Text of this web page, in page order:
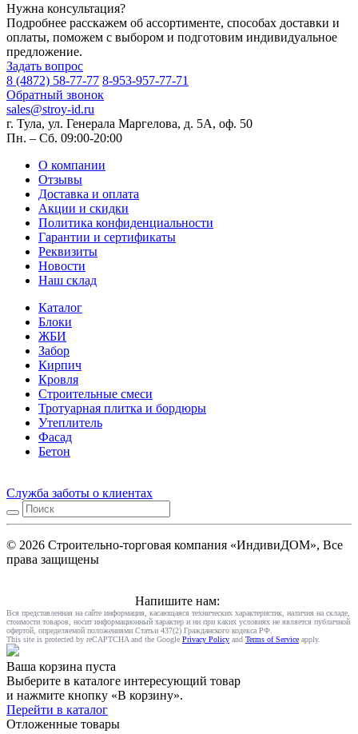
Нужна консультация?
Подробнее расскажем об ассортименте, способах доставки и
оплаты, поможем с выбором и подготовим индивидуальное
предложение.
Задать вопрос
8 (4872) 58-77-77 8-953-957-77-71
Обратный звонок
sales@stroy-id.ru
г. Тула, ул. Генерала Маргелова, д. 5А, оф. 50
Пн. – Cб. 09:00-20:00
О компании
Отзывы
Доставка и оплата
Акции и скидки
Политика конфиденциальности
Гарантии и сертификаты
Реквизиты
Новости
Наш склад
Каталог
Блоки
ЖБИ
Забор
Кирпич
Кровля
Строительные смеси
Тротуарная плитка и бордюры
Утеплитель
Фасад
Бетон
Служба заботы о клиентах
© 2026 Строительно-торговая компания «ИндивиДОМ», Все
права защищены
Напишите нам:
Вся представленная на сайте информация, касающаяся технических характеристик, наличия на складе,
стоимости товаров, носит информационный характер и ни при каких условиях не является публичной
офертой, определяемой положениями Статьи 437(2) Гражданского кодекса РФ.
This site is protected by reCAPTCHA and the Google Privacy Policy and Terms of Service apply.
Ваша корзина пуста
Выберите в каталоге интересующий товар
и нажмите кнопку «В корзину».
Перейти в каталог
Отложенные товары